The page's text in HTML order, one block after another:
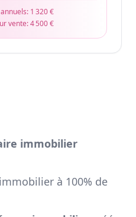
1 320 €
vente:4 500 €
immobilier
à 100% de